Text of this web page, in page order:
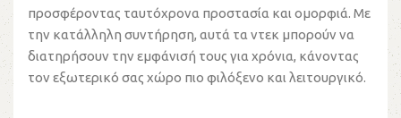
προσφέροντας ταυτόχρονα προστασία και ομορφιά. Με
την κατάλληλη συντήρηση, αυτά τα ντεκ μπορούν να
διατηρήσουν την εμφάνισή τους για χρόνια, κάνοντας
τον εξωτερικό σας χώρο πιο φιλόξενο και λειτουργικό.